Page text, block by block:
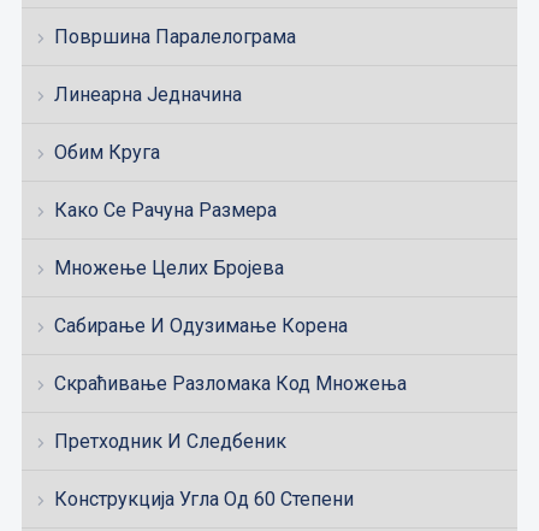
Површина Паралелограма
Линеарна Једначина
Обим Круга
Како Се Рачуна Размера
Множење Целих Бројева
Сабирање И Одузимање Корена
Скраћивање Разломака Код Множења
Претходник И Следбеник
Конструкција Угла Од 60 Степени